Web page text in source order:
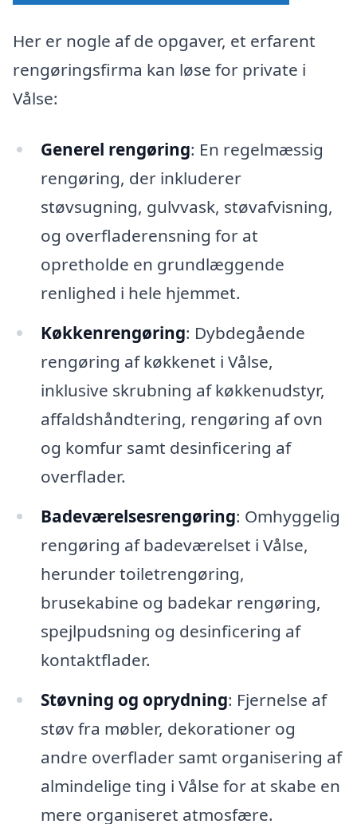
Her er nogle af de opgaver, et erfarent
rengøringsfirma kan løse for private i
Vålse:
Generel rengøring: En regelmæssig
rengøring, der inkluderer
støvsugning, gulvvask, støvafvisning,
og overfladerensning for at
opretholde en grundlæggende
renlighed i hele hjemmet.
Køkkenrengøring: Dybdegående
rengøring af køkkenet i Vålse,
inklusive skrubning af køkkenudstyr,
affaldshåndtering, rengøring af ovn
og komfur samt desinficering af
overflader.
Badeværelsesrengøring: Omhyggelig
rengøring af badeværelset i Vålse,
herunder toiletrengøring,
brusekabine og badekar rengøring,
spejlpudsning og desinficering af
kontaktflader.
Støvning og oprydning: Fjernelse af
støv fra møbler, dekorationer og
andre overflader samt organisering af
almindelige ting i Vålse for at skabe en
mere organiseret atmosfære.